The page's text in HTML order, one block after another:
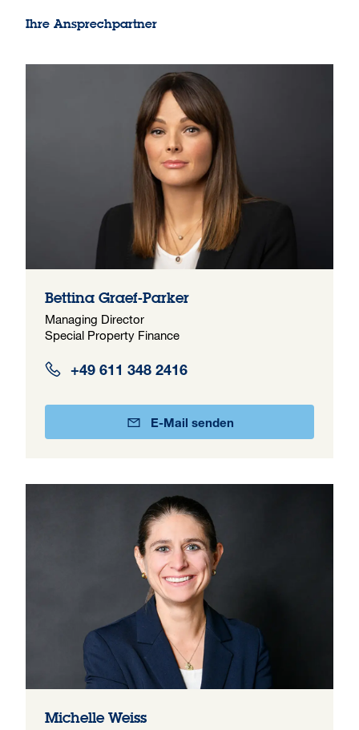
Ihre Ansprechpartner
Bettina Graef-Parker
Managing Director
Special Property Finance
+49 611 348 2416
E-Mail senden
Michelle Weiss